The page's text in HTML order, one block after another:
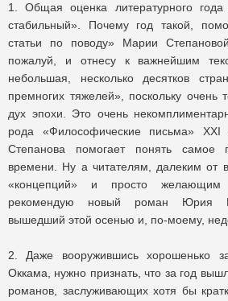
1. Общая оценка литературного года
стабильный». Почему год такой,
статьи по поводу» Марии
пожалуй, и отнесу к важнейшим
небольшая, несколько десятков
премногих тяжелей», поскольку очень
дух эпохи. Это очень
рода «Философические письма»
Степанова помогает понять самое
времени. Ну а читателям, далеким от
«концепций» и просто желающим
рекомендую новый роман Юрия
вышедший этой осенью и, по-моему,
2. Даже вооружившись хорошенько
Оккама, нужно признать, что за год
романов, заслуживающих хотя бы